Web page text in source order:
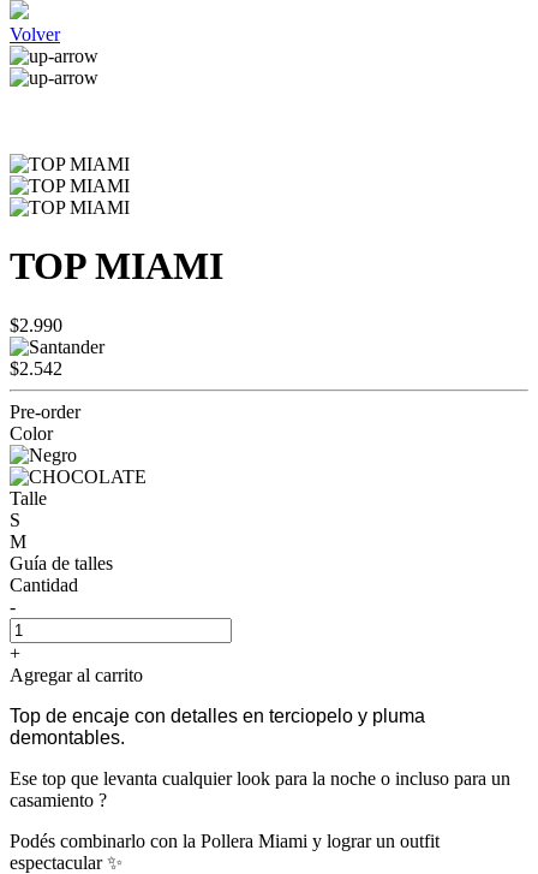
Volver
TOP MIAMI
$2.990
$2.542
Pre-order
Color
Talle
S
M
Guía de talles
Cantidad
-
+
Agregar al carrito
Top de encaje con detalles en terciopelo y pluma
demontables.
Ese top que levanta cualquier look para la noche o incluso para un
casamiento ?
Podés combinarlo con la Pollera Miami y lograr un outfit
espectacular ✨